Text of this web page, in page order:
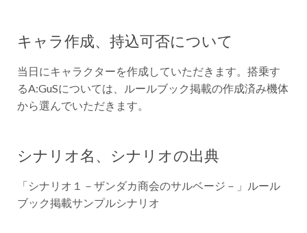
キャラ作成、持込可否について
当日にキャラクターを作成していただきます。搭乗す
るA:GuSについては、ルールブック掲載の作成済み機体
から選んでいただきます。
シナリオ名、シナリオの出典
「シナリオ１－ザンダカ商会のサルベージ－」ルール
ブック掲載サンプルシナリオ